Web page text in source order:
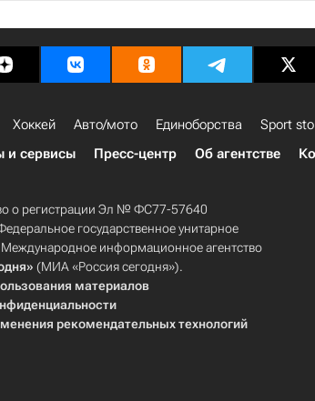
Хоккей Авто/мото Единоборства
Sport
и сервисы Пресс-центр Об агентстве
о регистрации Эл № ФС77-57640
государственное унитарное
информационное агентство
(МИА «Россия сегодня»).
материалов
рекомендательных технологий